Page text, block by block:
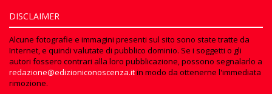
DISCLAIMER
Alcune fotografie e immagini presenti sul sito sono state tratte da
Internet, e quindi valutate di pubblico dominio. Se i soggetti o gli
autori fossero contrari alla loro pubblicazione, possono segnalarlo a
redazione@edizioniconoscenza.itin modo da ottenerne l'immediata
rimozione.